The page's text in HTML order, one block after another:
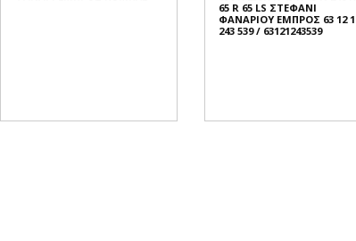
65 R 65 LS ΣΤΕΦΑΝΙ
ΦΑΝΑΡΙΟΥ ΕΜΠΡΟΣ 63 12 1
243 539 / 63121243539